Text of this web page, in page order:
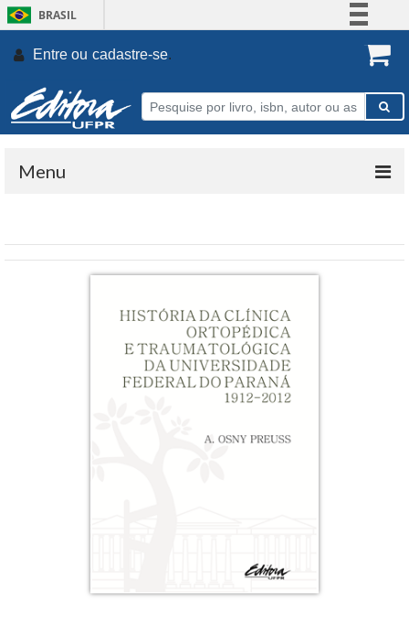
BRASIL
Participe
Entre ou cadastre-se.
Menu